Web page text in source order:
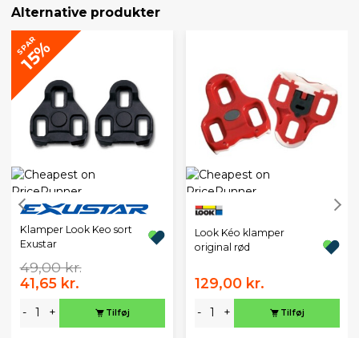
Alternative produkter
SPAR
15%
Klamper Look Keo sort
Exustar
49,00 kr.
41,65 kr.
- + Tilføj
Look Kéo klamper
original rød
129,00 kr.
- + Tilføj